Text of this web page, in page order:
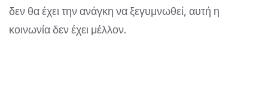
δεν θα έχει την ανάγκη να ξεγυμνωθεί, αυτή η
κοινωνία δεν έχει μέλλον.